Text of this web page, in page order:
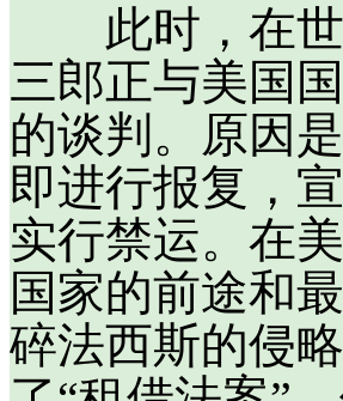
此时，在世
三郎正与美国
的谈判。原因
即进行报复，
实行禁运。在
国家的前途和
碎法西斯的侵